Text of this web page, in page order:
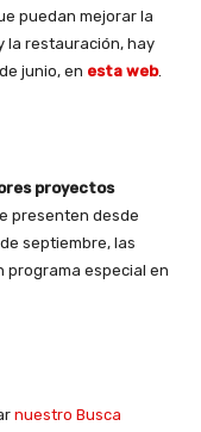
puedan mejorar la
la restauración, hay
junio, en esta web.
proyectos
presenten desde
septiembre, las
especial en
nuestro Busca